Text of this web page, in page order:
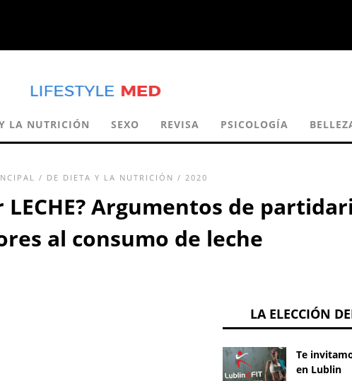
LA NUTRICIÓN SEXO REVISA PSICOLOGÍA
/ DE DIETA Y LA NUTRICIÓN / 2020
LECHE? Argumentos de
al consumo de leche
LA ELECCIÓN
Te
en Lublin